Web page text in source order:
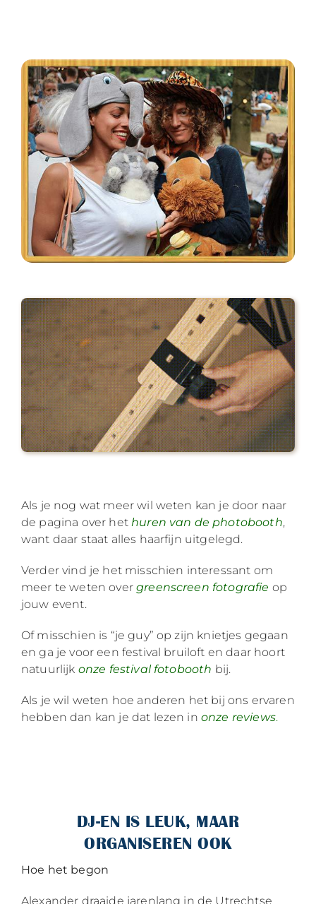
Als je nog wat meer wil weten kan je door naar
de pagina over het huren van de photobooth,
want daar staat alles haarfijn uitgelegd.
Verder vind je het misschien interessant om
meer te weten overgreenscreen fotografie op
jouw event.
Of misschien is “je guy” op zijn knietjes gegaan
en ga je voor een festival bruiloft en daar hoort
natuurlijk onze festival fotobooth bij.
Als je wil weten hoe anderen het bij ons ervaren
hebben dan kan je dat lezen in onze reviews.
DJ-EN IS LEUK, MAAR
ORGANISEREN OOK
Hoe het begon
Alexander draaide jarenlang in de Utrechtse